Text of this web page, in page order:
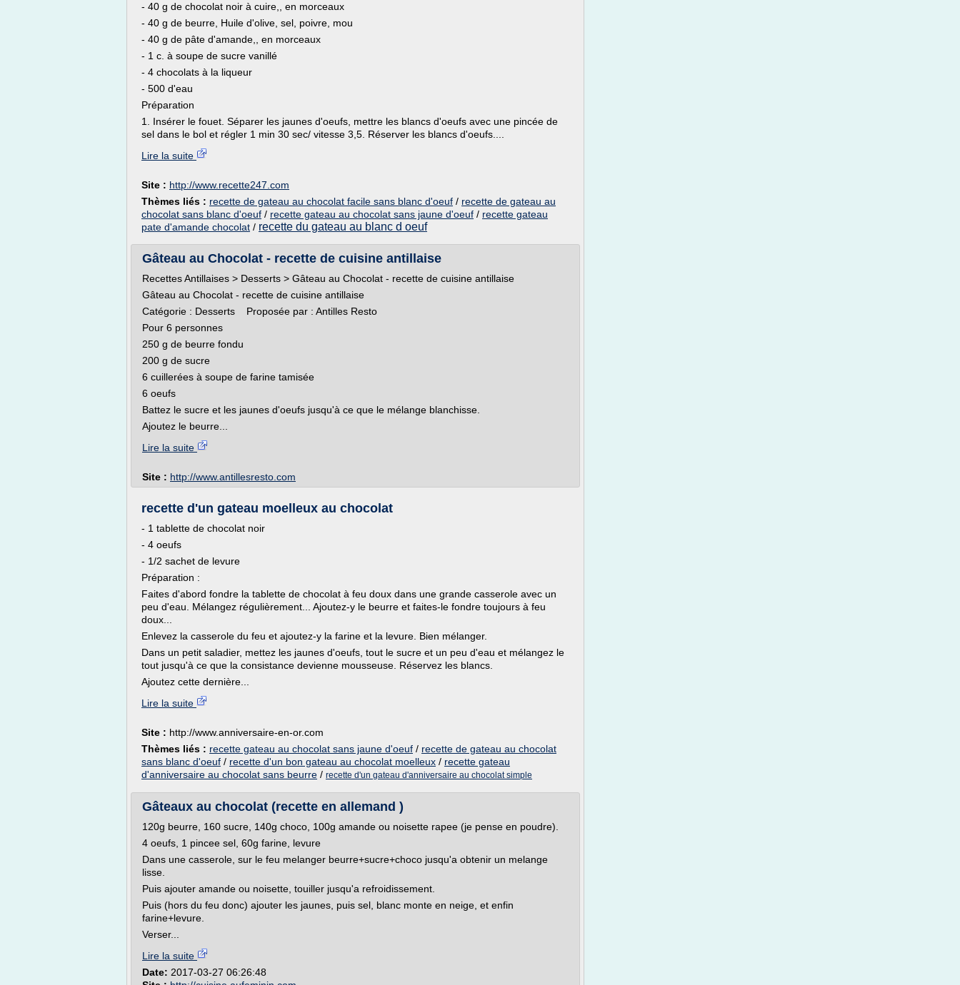
- 40 g de chocolat noir à cuire,, en morceaux
- 40 g de beurre, Huile d'olive, sel, poivre, mou
- 40 g de pâte d'amande,, en morceaux
- 1 c. à soupe de sucre vanillé
- 4 chocolats à la liqueur
- 500 d'eau
Préparation
1. Insérer le fouet. Séparer les jaunes d'oeufs, mettre les blancs d'oeufs avec une pincée de
sel dans le bol et régler 1 min 30 sec/ vitesse 3,5. Réserver les blancs d'oeufs....
Lire la suite
Site : http://www.recette247.com
Thèmes liés : recette de gateau au chocolat facile sans blanc d'oeuf / recette de gateau au
chocolat sans blanc d'oeuf / recette gateau au chocolat sans jaune d'oeuf / recette gateau
pate d'amande chocolat / recette du gateau au blanc d oeuf
Gâteau au Chocolat - recette de cuisine antillaise
Recettes Antillaises > Desserts > Gâteau au Chocolat - recette de cuisine antillaise
Gâteau au Chocolat - recette de cuisine antillaise
Catégorie : Desserts Proposée par : Antilles Resto
Pour 6 personnes
250 g de beurre fondu
200 g de sucre
6 cuillerées à soupe de farine tamisée
6 oeufs
Battez le sucre et les jaunes d'oeufs jusqu'à ce que le mélange blanchisse.
Ajoutez le beurre...
Lire la suite
Site : http://www.antillesresto.com
recette d'un gateau moelleux au chocolat
- 1 tablette de chocolat noir
- 4 oeufs
- 1/2 sachet de levure
Préparation :
Faites d'abord fondre la tablette de chocolat à feu doux dans une grande casserole avec un
peu d'eau. Mélangez régulièrement... Ajoutez-y le beurre et faites-le fondre toujours à feu
doux...
Enlevez la casserole du feu et ajoutez-y la farine et la levure. Bien mélanger.
Dans un petit saladier, mettez les jaunes d'oeufs, tout le sucre et un peu d'eau et mélangez le
tout jusqu'à ce que la consistance devienne mousseuse. Réservez les blancs.
Ajoutez cette dernière...
Lire la suite
Site : http://www.anniversaire-en-or.com
Thèmes liés : recette gateau au chocolat sans jaune d'oeuf / recette de gateau au chocolat
sans blanc d'oeuf / recette d'un bon gateau au chocolat moelleux / recette gateau
d'anniversaire au chocolat sans beurre / recette d'un gateau d'anniversaire au chocolat simple
Gâteaux au chocolat (recette en allemand )
120g beurre, 160 sucre, 140g choco, 100g amande ou noisette rapee (je pense en poudre).
4 oeufs, 1 pincee sel, 60g farine, levure
Dans une casserole, sur le feu melanger beurre+sucre+choco jusqu'a obtenir un melange
lisse.
Puis ajouter amande ou noisette, touiller jusqu'a refroidissement.
Puis (hors du feu donc) ajouter les jaunes, puis sel, blanc monte en neige, et enfin
farine+levure.
Verser...
Lire la suite
Date: 2017-03-27 06:26:48